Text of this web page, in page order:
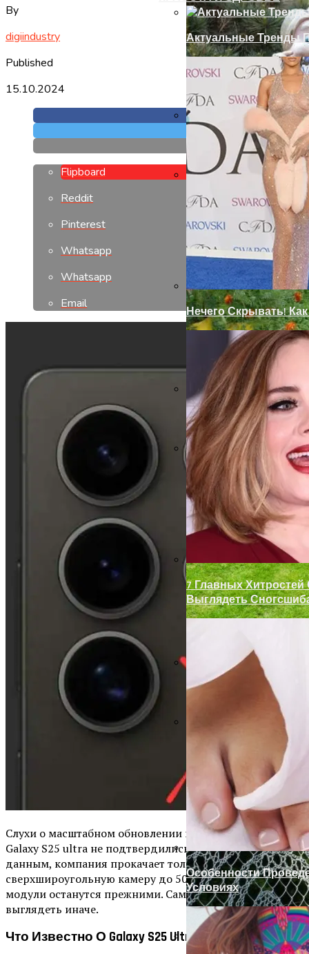
Установка Доборов
Замки С Ручкой Для
Ручка-Защелка Для
Современный
Декор Для Участка
Готовим Газон К
Актуальные Тренды
Нечего Скрывать!
7 Главных
Выглядеть
Особенности
Условиях
By
digiindustry
Published
15.10.2024
Flipboard
Reddit
Pinterest
Whatsapp
Whatsapp
Email
Слухи о масштабном обновлении камеры Samsung
Galaxy S25 ultra не подтвердились. По последним
данным, компания прокачает только
сверхшироугольную камеру до 50 Мп, а остальные
модули останутся прежними. Сами же объективы будут
выглядеть иначе.
Что Известно О Galaxy S25 Ultra